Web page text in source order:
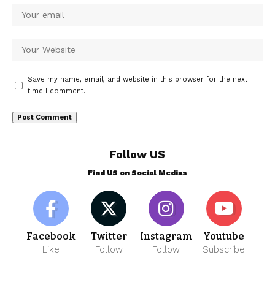
Save my name, email, and website in this browser for the next
time I comment.
Follow US
Find US on Social Medias
Facebook
Like
Twitter
Follow
Instagram
Follow
Youtube
Subscribe